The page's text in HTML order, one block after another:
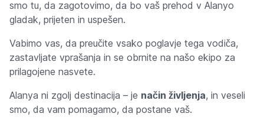
smo tu, da zagotovimo, da bo vaš prehod v Alanyo
gladak, prijeten in uspešen.
Vabimo vas, da preučite vsako poglavje tega vodiča,
zastavljate vprašanja in se obrnite na našo ekipo za
prilagojene nasvete.
Alanya ni zgolj destinacija – je način življenja, in veseli
smo, da vam pomagamo, da postane vaš.